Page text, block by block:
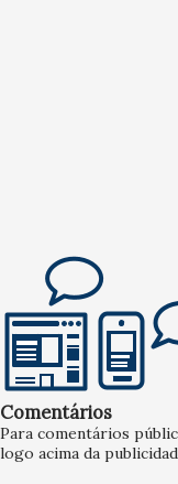
Comentários
Para comentários
logo acima da